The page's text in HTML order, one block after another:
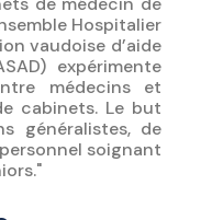
Hospitalier
vaudoise d’aide
expérimente
médecins et
cabinets. Le but
généralistes, de
soignant